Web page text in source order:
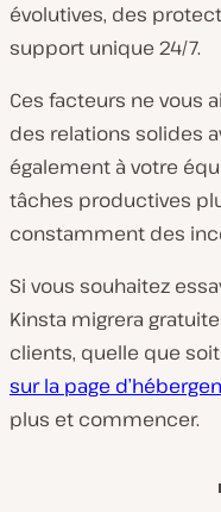
évolutives, des
support unique 24/7.
Ces facteurs ne vous
des relations solides
également à votre
tâches productives
constamment des
Si vous souhaitez
Kinsta migrera
clients, quelle que
sur la page
plus et commencer.